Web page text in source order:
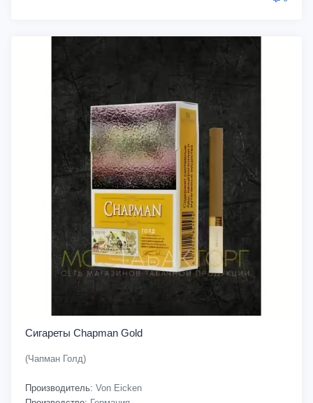
Сигареты Chapman Gold
(Чапман Голд)
Производитель: Von Eicken